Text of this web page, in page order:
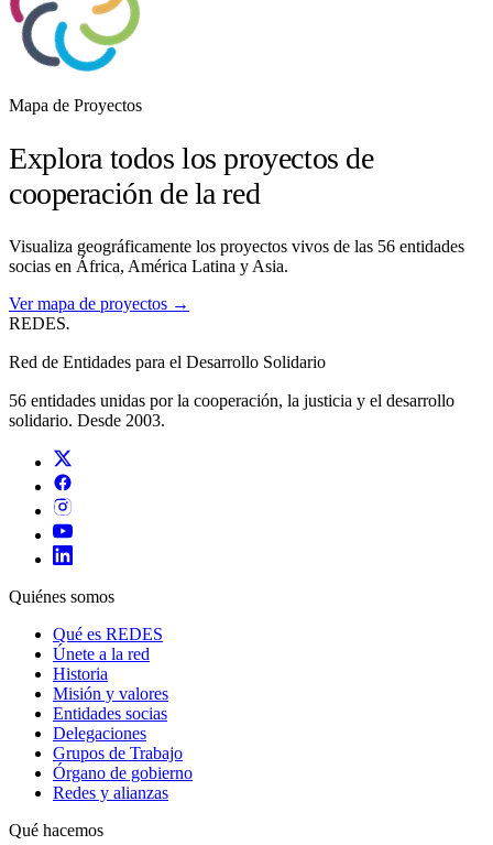
Mapa de Proyectos
Explora todos los proyectos de
cooperación de la red
Visualiza geográficamente los proyectos vivos de las 56 entidades
socias en África, América Latina y Asia.
Ver mapa de proyectos →
REDES.
Red de Entidades para el Desarrollo Solidario
56 entidades unidas por la cooperación, la justicia y el desarrollo
solidario. Desde 2003.
Quiénes somos
Qué es REDES
Únete a la red
Historia
Misión y valores
Entidades socias
Delegaciones
Grupos de Trabajo
Órgano de gobierno
Redes y alianzas
Qué hacemos